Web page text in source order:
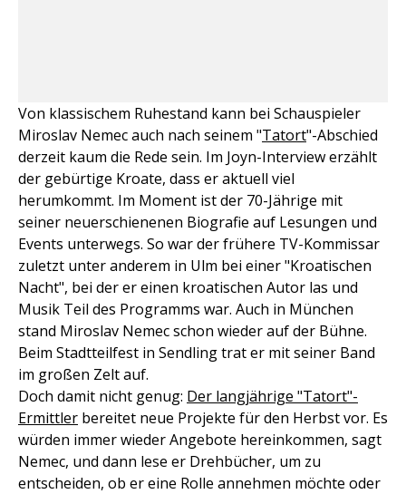
Von klassischem Ruhestand kann bei Schauspieler
Miroslav Nemec auch nach seinem "Tatort"-Abschied
derzeit kaum die Rede sein. Im Joyn-Interview erzählt
der gebürtige Kroate, dass er aktuell viel
herumkommt. Im Moment ist der 70-Jährige mit
seiner neuerschienenen Biografie auf Lesungen und
Events unterwegs. So war der frühere TV-Kommissar
zuletzt unter anderem in Ulm bei einer "Kroatischen
Nacht", bei der er einen kroatischen Autor las und
Musik Teil des Programms war. Auch in München
stand Miroslav Nemec schon wieder auf der Bühne.
Beim Stadtteilfest in Sendling trat er mit seiner Band
im großen Zelt auf.
Doch damit nicht genug: Der langjährige "Tatort"-
Ermittler bereitet neue Projekte für den Herbst vor. Es
würden immer wieder Angebote hereinkommen, sagt
Nemec, und dann lese er Drehbücher, um zu
entscheiden, ob er eine Rolle annehmen möchte oder